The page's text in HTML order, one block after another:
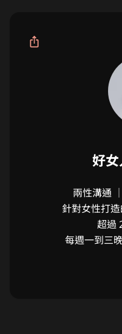
好
兩性溝通
針對女性打
超過
每週一到三